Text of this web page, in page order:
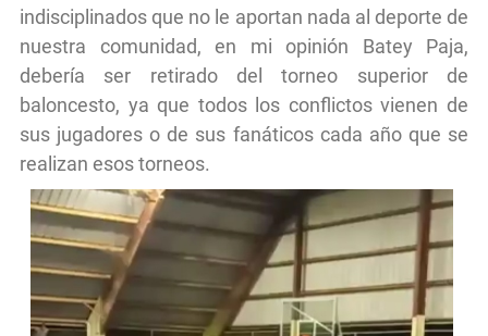
indisciplinados que no le aportan nada al deporte de
nuestra comunidad, en mi opinión Batey Paja,
debería ser retirado del torneo superior de
baloncesto, ya que todos los conflictos vienen de
sus jugadores o de sus fanáticos cada año que se
realizan esos torneos.